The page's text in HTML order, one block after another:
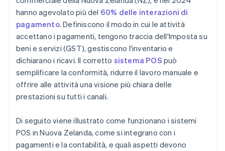
hanno agevolato più del 60% delle interazioni di
pagamento. Definiscono il modo in cui le attività
accettano i pagamenti, tengono traccia dell'Imposta su
beni e servizi (GST), gestiscono l'inventario e
dichiarano i ricavi. Il corretto sistema POS può
semplificare la conformità, ridurre il lavoro manuale e
offrire alle attività una visione più chiara delle
prestazioni su tutti i canali.
Di seguito viene illustrato come funzionano i sistemi
POS in Nuova Zelanda, come si integrano con i
pagamenti e la contabilità, e quali aspetti devono